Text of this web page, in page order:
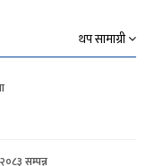
थप सामाग्री
सम्पन्न